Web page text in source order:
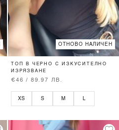
ОТНОВО НАЛИЧЕН
ТОП В ЧЕРНО С ИЗКУСИТЕЛНО
ИЗРЯЗВАНЕ
€46 / 89.97 ЛВ.
XS S M